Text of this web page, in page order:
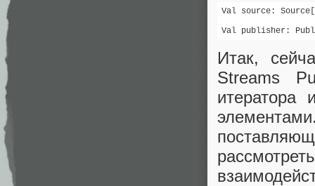
Val source:
Val publisher:
Итак,
Streams
итератора